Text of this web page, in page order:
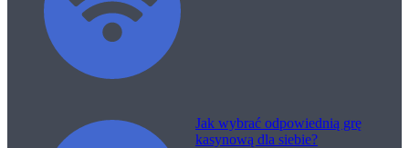
Jak wybrać odpowiednią grę
kasynową dla siebie?